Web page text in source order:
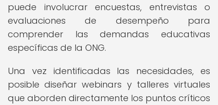
puede involucrar encuestas, entrevistas o
evaluaciones de desempeño para
comprender las demandas educativas
específicas de la ONG.
Una vez identificadas las necesidades, es
posible diseñar webinars y talleres virtuales
que aborden directamente los puntos críticos